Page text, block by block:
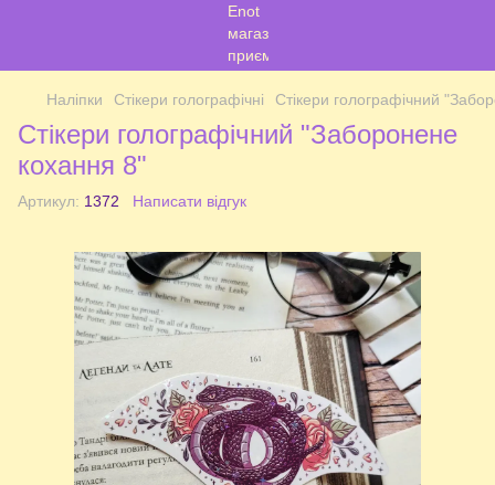
Наліпки Стікери голографічні Стікери голографічний
Стікери голографічний "Заборонене
кохання 8"
Артикул: 1372 Написати відгук